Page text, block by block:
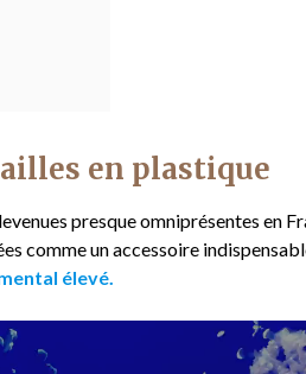
en plastique
presque omniprésentes en
comme un accessoire
élevé.